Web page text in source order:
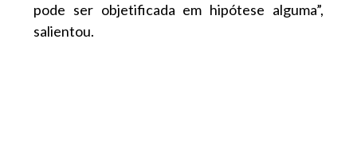
pode ser objetificada em hipótese alguma”,
salientou.